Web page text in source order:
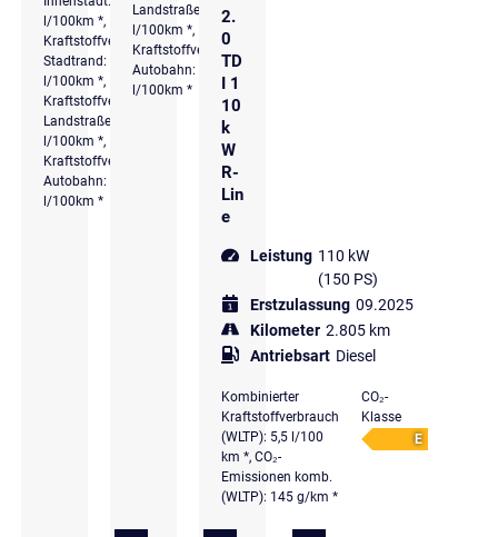
l/100km *,
Kraftstoffverbrauch
Stadtrand: 6,2
l/100km *,
Kraftstoffverbrauch
Landstraße: 5,4
l/100km *,
Kraftstoffverbrauch
Autobahn: 6,4
l/100km *
Landstraße: 4,6
l/100km *,
Kraftstoffverbrauch
Autobahn: 5,5
l/100km *
2.
0
TD
I 1
10
k
W
R-
Lin
e
Leistung 110 kW
(150 PS)
Erstzulassung 09.2025
Kilometer 2.805 km
Antriebsart Diesel
Kombinierter
Kraftstoffverbrauch
(WLTP): 5,5 l/100
km *, CO₂-
Emissionen komb.
(WLTP): 145 g/km *
CO₂-
Klasse
E